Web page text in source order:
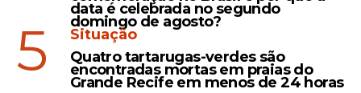
Eleições 2023
ARGENTINA: confira
números das últimas
pesquisas eleitorais
data é celebrada no segundo
domingo de agosto?
5
Situação
Quatro tartarugas-verdes são
encontradas mortas em praias do
Grande Recife em menos de 24 horas